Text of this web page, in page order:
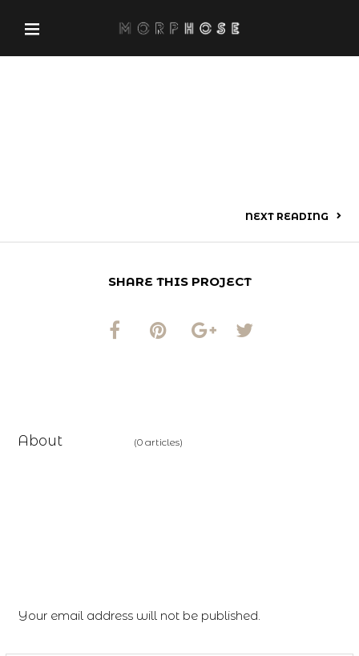
NEXT READING
SHARE THIS PROJECT
About (0 articles)
Your email address will not be published.